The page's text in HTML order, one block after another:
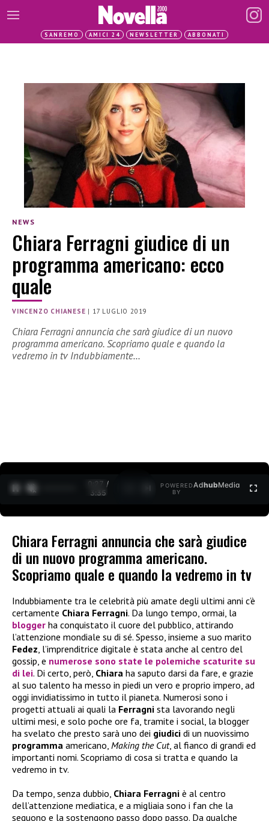
SANREMO AMICI 24 NEWSLETTER ABBONATI
NEWS
Chiara Ferragni giudice di un
programma americano: ecco
quale
VINCENZO CHIANESE | 17 LUGLIO 2019
Chiara Ferragni annuncia che sarà giudice di un nuovo
programma americano. Scopriamo quale e quando la
vedremo in tv Indubbiamente…
0:27 /
3:35
POWERED
BY
AdhubMedia
Chiara Ferragni annuncia che sarà giudice
di un nuovo programma americano.
Scopriamo quale e quando la vedremo in tv
Indubbiamente tra le celebrità più amate degli ultimi anni c’è
certamente Chiara Ferragni. Da lungo tempo, ormai, la
blogger ha conquistato il cuore del pubblico, attirando
l’attenzione mondiale su di sé. Spesso, insieme a suo marito
Fedez, l’imprenditrice digitale è stata anche al centro del
gossip, e numerose sono state le polemiche scaturite su
di lei. Di certo, però, Chiara ha saputo darsi da fare, e grazie
al suo talento ha messo in piedi un vero e proprio impero, ad
oggi invidiatissimo in tutto il pianeta. Numerosi sono i
progetti attuali ai quali la Ferragni sta lavorando negli
ultimi mesi, e solo poche ore fa, tramite i social, la blogger
ha svelato che presto sarà uno dei giudici di un nuovissimo
programma americano, Making the Cut, al fianco di grandi ed
importanti nomi. Scopriamo di cosa si tratta e quando la
vedremo in tv.
Da tempo, senza dubbio, Chiara Ferragni è al centro
dell’attenzione mediatica, e a migliaia sono i fan che la
seguono e la sostengono passo dopo passo. Da qualche